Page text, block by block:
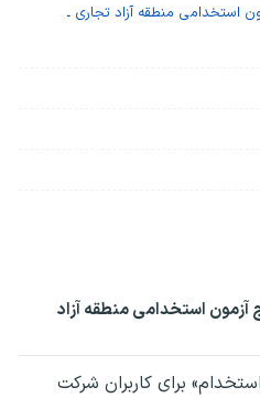
استخدامی منطقه آزاد تجاری ـ
آزمون استخدامی منطقه آزاد
برای کاربران شرکت